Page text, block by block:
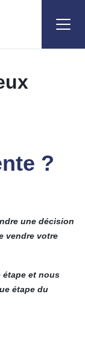
?
une décision
vendre votre
étape et nous
étape du